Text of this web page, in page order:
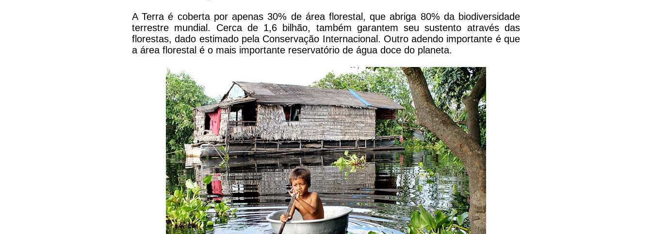
A Terra é coberta por apenas 30% de área florestal, que abriga 80% da biodiversidade
terrestre mundial. Cerca de 1,6 bilhão, também garantem seu sustento através das
florestas, dado estimado pela Conservação Internacional. Outro adendo importante é que
a área florestal é o mais importante reservatório de água doce do planeta.